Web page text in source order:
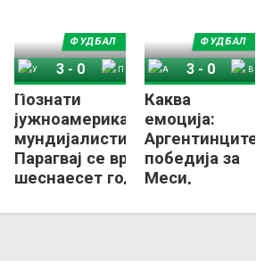
Познати
јужноамериканските
мундијалисти,
Парагвај се враќа по
шеснаесет години
ФУДБАЛ
Уругвај
3 - 0
Каква
емоција:
Аргентинците
победија за
Меси,
на химната
ФУДБАЛ
Аргентина
3- 0